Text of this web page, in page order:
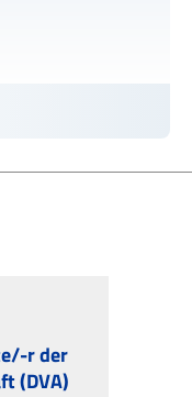
r der
(DVA)